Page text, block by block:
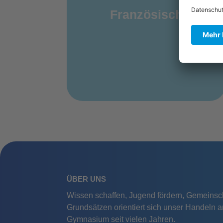
Französisch
ÜBER UNS
Wissen schaffen, Jugend fördern,
Grundsätzen orientiert sich unser Handeln
Gymnasium seit vielen Jahren.